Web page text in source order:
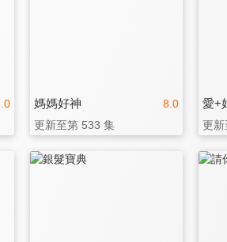
8.0
媽媽好神
更新至第 533 集
愛+
更